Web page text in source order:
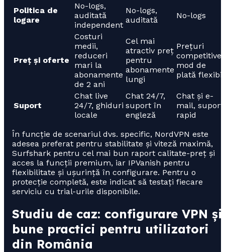
Politica de
logare
No-logs,
auditată
independent
No-logs,
auditată
No-logs
Preț și oferte
Costuri
medii,
reduceri
mari la
abonamente
de 2 ani
Cel mai
atractiv preț
pentru
abonamente
lungi
Prețuri
competitive,
mod de
plată flexibil
Suport
Chat live
24/7, ghiduri
locale
Chat 24/7,
suport în
engleză
Chat și e-
mail, suport
rapid
În funcție de scenariul dvs. specific, NordVPN este
adesea preferat pentru stabilitate și viteză maximă,
Surfshark pentru cel mai bun raport calitate-preț și
acces la funcții premium, iar IPVanish pentru
flexibilitate și ușurință în configurare. Pentru o
protecție completă, este indicat să testați fiecare
serviciu cu trial-urile disponibile.
Studiu de caz: configurare VPN și
bune practici pentru utilizatori
din România